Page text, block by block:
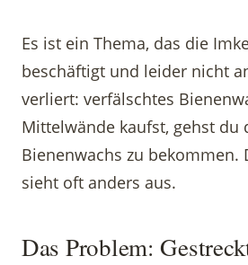
Es ist ein Thema, das die
beschäftigt und leider nicht
verliert: verfälschtes
Mittelwände kaufst, gehst du
Bienenwachs zu bekommen.
sieht oft anders aus.
Das Problem: